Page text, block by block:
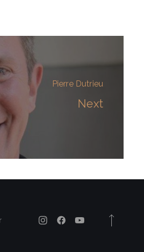
Pierre Dutrieu
Next
New Window
New Window
New Window
Back to